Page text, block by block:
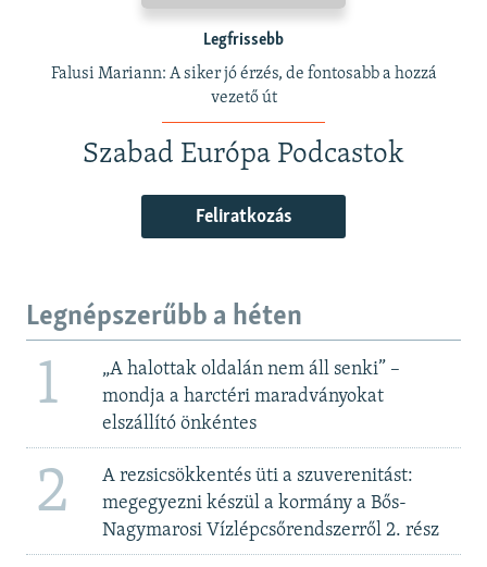
Legfrissebb
Falusi Mariann: A siker jó érzés, de fontosabb a hozzá
vezető út
Szabad Európa Podcastok
Feliratkozás
Legnépszerűbb a héten
1
„A halottak oldalán nem áll senki” –
mondja a harctéri maradványokat
elszállító önkéntes
2
A rezsicsökkentés üti a szuverenitást:
megegyezni készül a kormány a Bős-
Nagymarosi Vízlépcsőrendszerről 2. rész